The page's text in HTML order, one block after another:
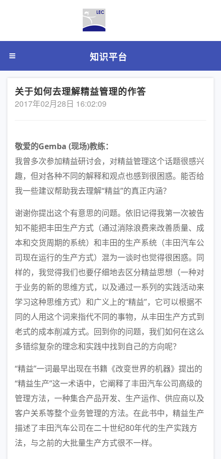
知识平台
关于如何去理解精益管理的作答
2017年02月28日 16:02:09
敬爱的Gemba (现场)教练：
我曾多次参加精益研讨会，对精益管理这个话题很感兴
趣，但对各种不同的解释和观点也感到很困惑。能否给
我一些建议帮助我去理解“精益”的真正内涵？
谢谢你提出这个有意思的问题。依旧记得我第一次被告
知不能把丰田生产方式（通过消除浪费来改善质量、成
本和交货周期的系统）和丰田的生产系统（丰田汽车公
司现在运行的生产方式）混为一谈时也觉得很困惑。同
样的，我觉得我们也要仔细地去区分精益思想（一种对
于业务的新的思维方式，以及通过一系列的实践活动来
学习这种思维方式）和广义上的“精益”，它可以根据不
同的人用这个词来指代不同的事物，从丰田生产方式到
老式的成本削减方式。回到你的问题，我们如何在这么
多错综复杂的理念和实践中找到自己的方向呢？
“精益”一词最早出现在书籍《改变世界的机器》提出的
“精益生产”这一术语中，它阐释了丰田汽车公司高级的
管理方法，一种集合产品开发、生产运作、供应商以及
客户关系等整个业务管理的方法。在此书中，精益生产
描述了丰田汽车公司在二十世纪80年代的生产实践方
法，与之前的大批量生产方式很不一样。